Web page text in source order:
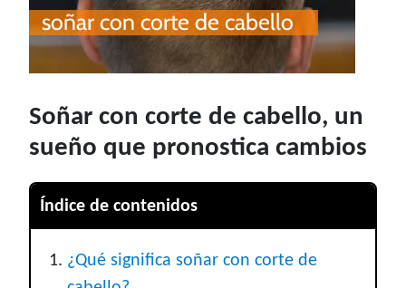
Soñar con corte de cabello, un
sueño que pronostica cambios
Índice de contenidos
¿Qué significa soñar con corte de